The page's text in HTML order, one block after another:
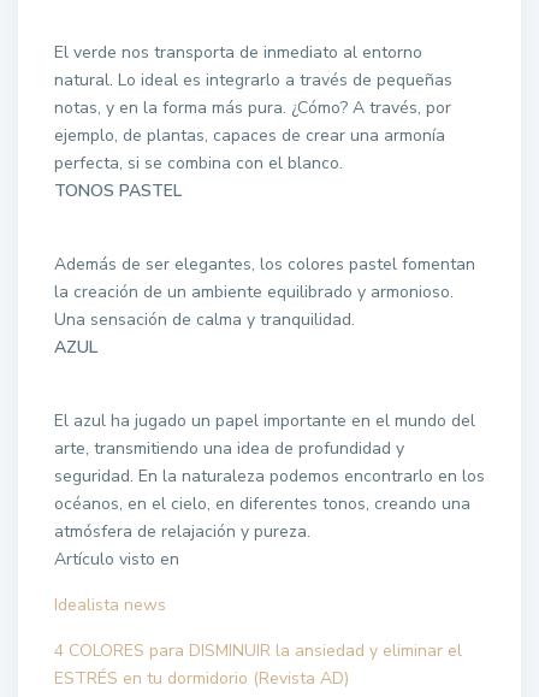
El verde nos transporta de inmediato al entorno
natural. Lo ideal es integrarlo a través de pequeñas
notas, y en la forma más pura. ¿Cómo? A través, por
ejemplo, de plantas, capaces de crear una armonía
perfecta, si se combina con el blanco.
TONOS PASTEL
Además de ser elegantes, los colores pastel fomentan
la creación de un ambiente equilibrado y armonioso.
Una sensación de calma y tranquilidad.
AZUL
El azul ha jugado un papel importante en el mundo del
arte, transmitiendo una idea de profundidad y
seguridad. En la naturaleza podemos encontrarlo en los
océanos, en el cielo, en diferentes tonos, creando una
atmósfera de relajación y pureza.
Artículo visto en
Idealista news
4 COLORES para DISMINUIR la ansiedad y eliminar el
ESTRÉS en tu dormidorio (Revista AD)